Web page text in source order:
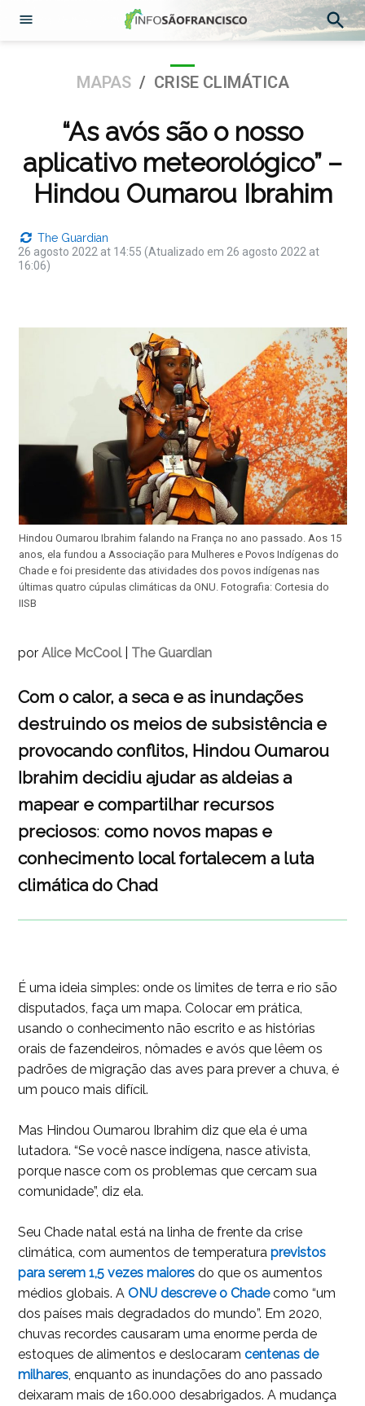
Abrir
POSTADO
MAPAS / CRISE CLIMÁTICA
“As avós são o nosso
aplicativo meteorológico” –
Hindou Oumarou Ibrahim
The Guardian
26 agosto 2022 at 14:55(Atualizado em 26 agosto 2022 at
16:06)
Hindou Oumarou Ibrahim falando na França no ano passado. Aos 15
anos, ela fundou a Associação para Mulheres e Povos Indígenas do
Chade e foi presidente das atividades dos povos indígenas nas
últimas quatro cúpulas climáticas da ONU. Fotografia: Cortesia do
IISB
porAlice McCool The Guardian
Com o calor, a seca e as inundações
destruindo os meios de subsistência e
provocando conflitos, Hindou Oumarou
Ibrahim decidiu ajudar as aldeias a
mapear e compartilhar recursos
preciosos:como novos mapas e
conhecimento local fortalecem a luta
climática do Chad
É uma ideia simples: onde os limites de terra e rio são
disputados, faça um mapa. Colocar em prática,
usando o conhecimento não escrito e as histórias
orais de fazendeiros, nômades e avós que lêem os
padrões de migração das aves para prever a chuva, é
um pouco mais difícil.
Mas Hindou Oumarou Ibrahim diz que ela é uma
lutadora. “Se você nasce indígena, nasce ativista,
porque nasce com os problemas que cercam sua
comunidade”, diz ela.
Seu Chade natal está na linha de frente da crise
climática, com aumentos de temperaturaprevistos
para serem 1,5 vezes maiores do que os aumentos
médios globais. AONU descreve o Chadecomo “um
dos países mais degradados do mundo”. Em 2020,
chuvas recordes causaram uma enorme perda de
estoques de alimentos e deslocaramcentenas de
milhares , enquanto as inundações do ano passado
deixaram mais de 160.000 desabrigados. A mudança